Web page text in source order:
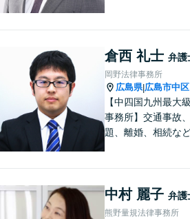
い！
倉西 礼士 弁護
岡野法律事務所
広島県|広島市中区
【中四国九州最大
事務所】交通事故
題、離婚、相続な
い！
中村 麗子 弁護
熊野量規法律事務所